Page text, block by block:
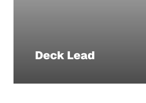
Deck Lead